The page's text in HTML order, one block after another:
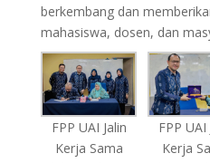
berkembang dan
mahasiswa, dosen, dan
FPP UAI Jalin
Kerja Sama
FPP UAI
Kerja